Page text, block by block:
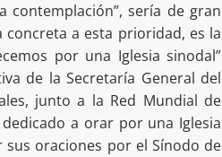
contemplación”, sería de gran
concreta a esta prioridad, es la
por una Iglesia sinodal”
de la Secretaría General del
junto a la Red Mundial de
a orar por una Iglesia
oraciones por el Sínodo de